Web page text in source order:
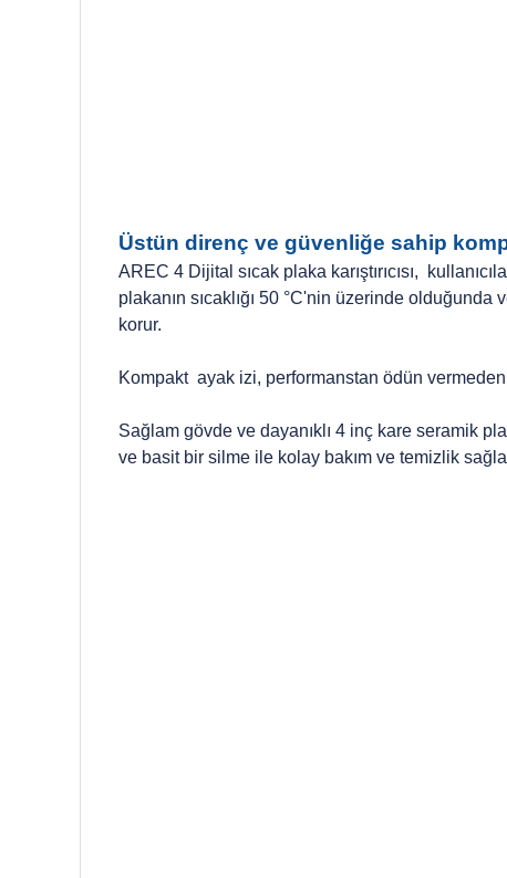
Üstün direnç ve güvenliğe sahip
AREC 4 Dijital sıcak plaka karıştırıcısı,
plakanın sıcaklığı 50 °C'nin üzerinde olduğunda
korur.
Kompakt ayak izi, performanstan ödün
Sağlam gövde ve dayanıklı 4 inç kare seramik
ve basit bir silme ile kolay bakım ve temizlik